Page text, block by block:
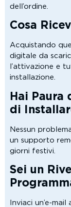
dell’ordine.
Cosa
Acquistando
digitale da
l’attivazione e
installazione.
Hai Paura
di
Nessun
un supporto
giorni festivi.
Sei un
Inviaci un’e-mail